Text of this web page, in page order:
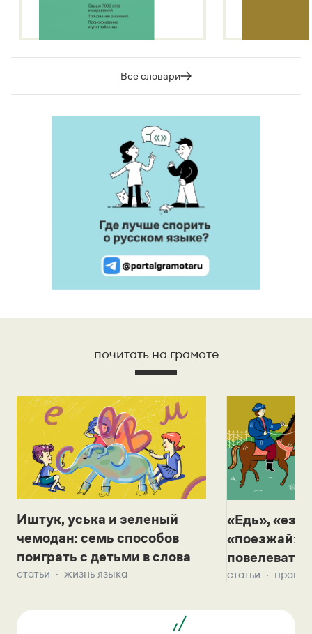
Все словари
почитать на грамоте
Иштук, уська и зеленый
чемодан: семь способов
поиграть с детьми в слова
статьи жизнь языка
«Едь»,
«поезжай»?
повелевать
статьи